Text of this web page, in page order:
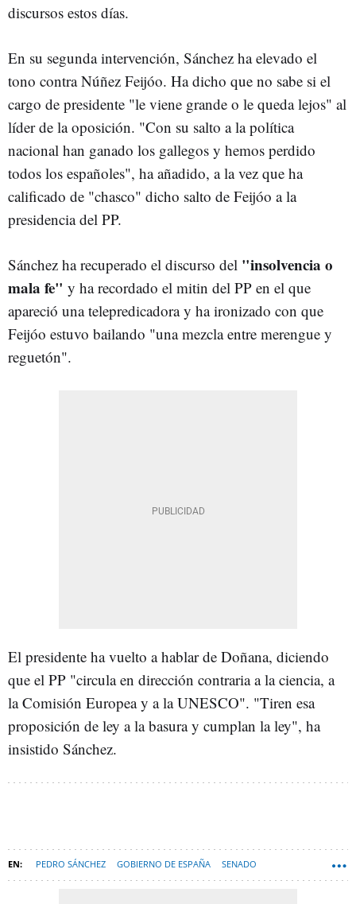
discursos estos días.
En su segunda intervención, Sánchez ha elevado el
tono contra Núñez Feijóo. Ha dicho que no sabe si el
cargo de presidente "le viene grande o le queda lejos" al
líder de la oposición. "Con su salto a la política
nacional han ganado los gallegos y hemos perdido
todos los españoles", ha añadido, a la vez que ha
calificado de "chasco" dicho salto de Feijóo a la
presidencia del PP.
Sánchez ha recuperado el discurso del "insolvencia o
mala fe" y ha recordado el mitin del PP en el que
apareció una telepredicadora y ha ironizado con que
Feijóo estuvo bailando "una mezcla entre merengue y
reguetón".
El presidente ha vuelto a hablar de Doñana, diciendo
que el PP "circula en dirección contraria a la ciencia, a
la Comisión Europea y a la UNESCO". "Tiren esa
proposición de ley a la basura y cumplan la ley", ha
insistido Sánchez.
PEDRO SÁNCHEZ GOBIERNO DE ESPAÑA SENADO